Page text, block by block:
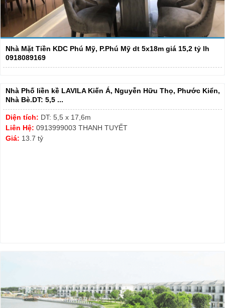
Nhà Mặt Tiền KDC Phú Mỹ, P.Phú Mỹ dt 5x18m giá 15,2 tỷ lh
0918089169
Nhà Phố liền kề LAVILA Kiến Á, Nguyễn Hữu Thọ, Phước Kiển,
Nhà Bè.DT: 5,5 ...
Diện tích: DT: 5,5 x 17,6m
Liên Hệ: 0913999003 THANH TUYẾT
Giá: 13.7 tỷ